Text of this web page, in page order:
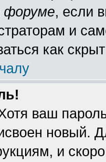
форуме, если
и
как
ваш
новый.
и